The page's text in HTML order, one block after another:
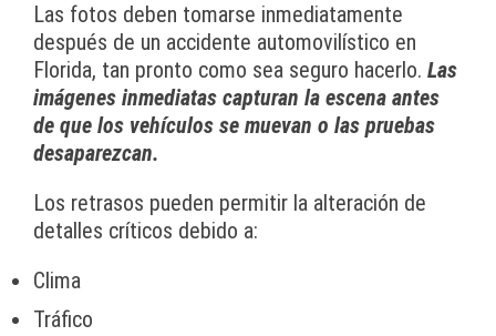
Las fotos deben tomarse inmediatamente
después de un accidente automovilístico en
Florida, tan pronto como sea seguro hacerlo. Las
imágenes inmediatas capturan la escena antes
de que los vehículos se muevan o las pruebas
desaparezcan.
Los retrasos pueden permitir la alteración de
detalles críticos debido a:
Clima
Tráfico